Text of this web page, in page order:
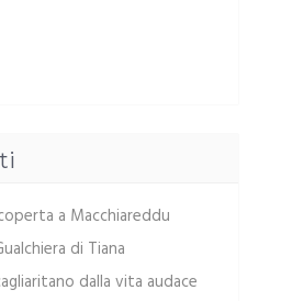
a Macchiareddu
di Tiana
dalla vita audace